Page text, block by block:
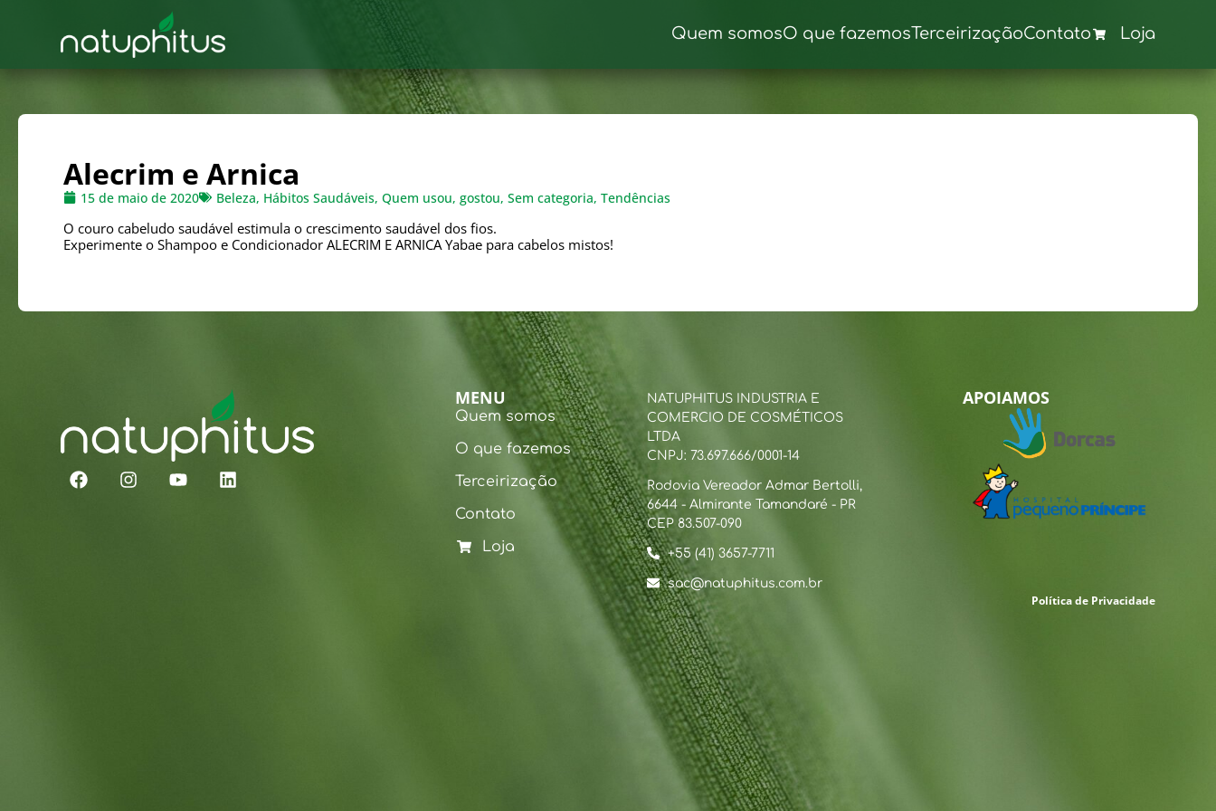
Quem somosO que fazemosTerceirizaçãoContato Loja
Alecrim e Arnica
15 de maio de 2020 Beleza, Hábitos Saudáveis, Quem usou, gostou, Sem categoria, Tendências
O couro cabeludo saudável estimula o crescimento saudável dos fios.
Experimente o Shampoo e Condicionador ALECRIM E ARNICA Yabae para cabelos mistos!
MENU
Quem somos
O que fazemos
Terceirização
Contato
Loja
NATUPHITUS INDUSTRIA E
COMERCIO DE COSMÉTICOS
LTDA
CNPJ: 73.697.666/0001-14
Rodovia Vereador Admar Bertolli,
6644 - Almirante Tamandaré - PR
CEP 83.507-090
+55 (41) 3657-7711
sac@natuphitus.com.br
APOIAMOS
Política de Privacidade